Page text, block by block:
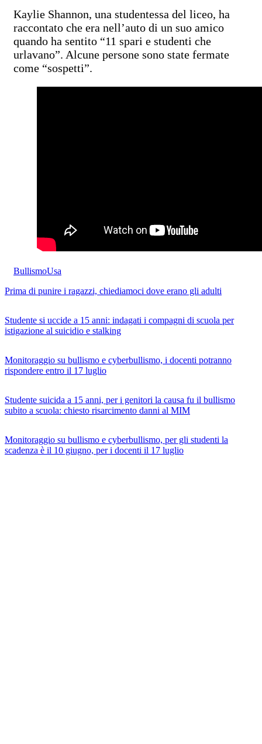
Kaylie Shannon, una studentessa del liceo, ha
raccontato che era nell’auto di un suo amico
quando ha sentito “11 spari e studenti che
urlavano”. Alcune persone sono state fermate
come “sospetti”.
BullismoUsa
Prima di punire i ragazzi, chiediamoci dove erano gli adulti
Studente si uccide a 15 anni: indagati i compagni di scuola per
istigazione al suicidio e stalking
Monitoraggio su bullismo e cyberbullismo, i docenti potranno
rispondere entro il 17 luglio
Studente suicida a 15 anni, per i genitori la causa fu il bullismo
subito a scuola: chiesto risarcimento danni al MIM
Monitoraggio su bullismo e cyberbullismo, per gli studenti la
scadenza è il 10 giugno, per i docenti il 17 luglio